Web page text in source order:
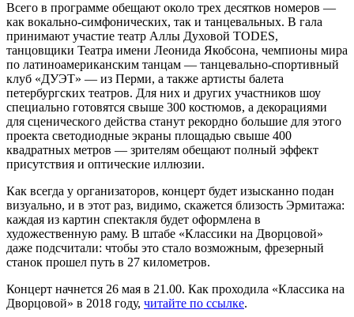
Всего в программе обещают около трех десятков номеров —
как вокально-симфонических, так и танцевальных. В гала
принимают участие театр Аллы Духовой TODES,
танцовщики Театра имени Леонида Якобсона, чемпионы мира
по латиноамериканским танцам — танцевально-спортивный
клуб «ДУЭТ» — из Перми, а также артисты балета
петербургских театров. Для них и других участников шоу
специально готовятся свыше 300 костюмов, а декорациями
для сценического действа станут рекордно большие для этого
проекта светодиодные экраны площадью свыше 400
квадратных метров — зрителям обещают полный эффект
присутствия и оптические иллюзии.
Как всегда у организаторов, концерт будет изысканно подан
визуально, и в этот раз, видимо, скажется близость Эрмитажа:
каждая из картин спектакля будет оформлена в
художественную раму. В штабе «Классики на Дворцовой»
даже подсчитали: чтобы это стало возможным, фрезерный
станок прошел путь в 27 километров.
Концерт начнется 26 мая в 21.00. Как проходила «Классика на
Дворцовой» в 2018 году, читайте по ссылке.